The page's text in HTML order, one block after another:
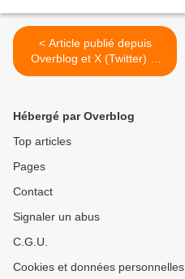
< Article publié depuis
Overblog et X (Twitter) et
Facebook et LK
Hébergé par Overblog
Top articles
Pages
Contact
Signaler un abus
C.G.U.
Cookies et données personnelles